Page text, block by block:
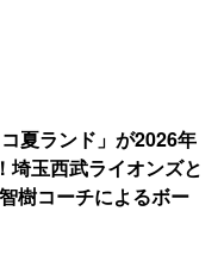
夏ランド」が2026年
埼玉西武ライオンズと
樹コーチによるボー